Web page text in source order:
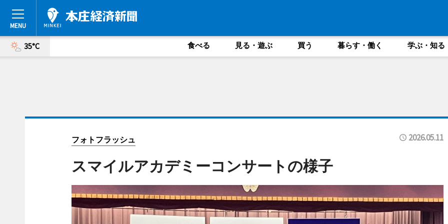
35°C 食べる 見る・遊ぶ 買う 暮らす・働く 学ぶ・知る
フォトフラッシュ 2026.05.11
スマイルアカデミーコンサートの様子